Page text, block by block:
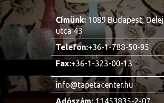
Címünk: 1089 Budapest, Delej
utca 43
Telefon:+36-1-788-50-95
Fax:+36-1-323-00-13
info@tapetacenter.hu
Adószám: 11453835-2-07